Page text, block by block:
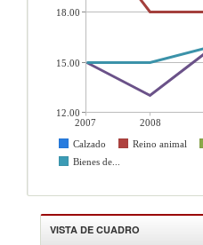
2007 2008
Calzado
Reino animal
Bienes de...
18.00
15.00
12.00
VISTA DE CUADRO